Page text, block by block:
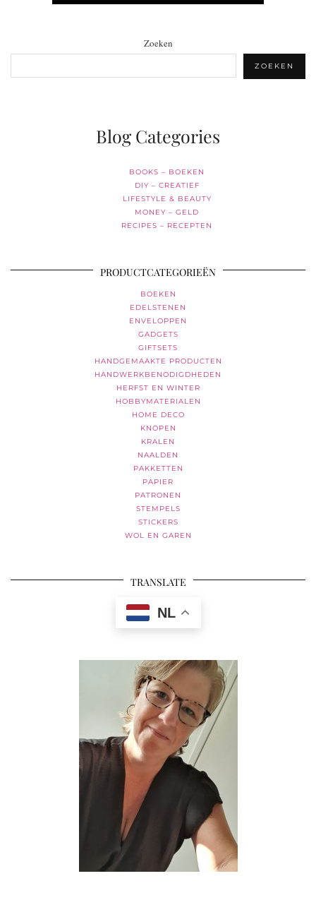
Zoeken
ZOEKEN
Blog Categories
BOOKS – BOEKEN
DIY – CREATIEF
LIFESTYLE & BEAUTY
MONEY – GELD
RECIPES – RECEPTEN
PRODUCTCATEGORIEËN
BOEKEN
EDELSTENEN
ENVELOPPEN
GADGETS
GIFTSETS
HANDGEMAAKTE PRODUCTEN
HANDWERKBENODIGDHEDEN
HERFST EN WINTER
HOBBYMATERIALEN
HOME DECO
KNOPEN
KRALEN
NAALDEN
PAKKETTEN
PAPIER
PATRONEN
STEMPELS
STICKERS
WOL EN GAREN
TRANSLATE
NL